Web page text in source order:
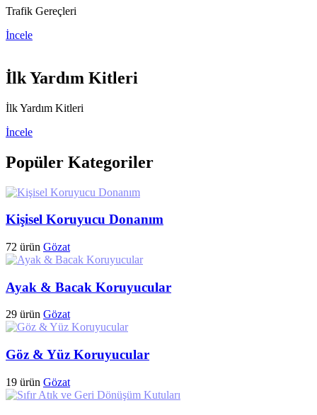
Trafik Gereçleri
İncele
İlk Yardım Kitleri
İlk Yardım Kitleri
İncele
Popüler Kategoriler
Kişisel Koruyucu Donanım
72 ürün Gözat
Ayak & Bacak Koruyucular
29 ürün Gözat
Göz & Yüz Koruyucular
19 ürün Gözat